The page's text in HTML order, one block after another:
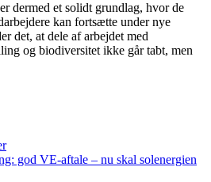
dermed et solidt grundlag, hvor de
kan fortsætte under nye
det, at dele af arbejdet med
og biodiversitet ikke går tabt, men
god VE-aftale – nu skal solenergien